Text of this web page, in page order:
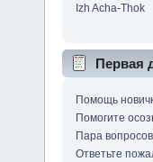
Izh Acha-Thok
Первая
Помощь
Помогите
Пара
Ответьте